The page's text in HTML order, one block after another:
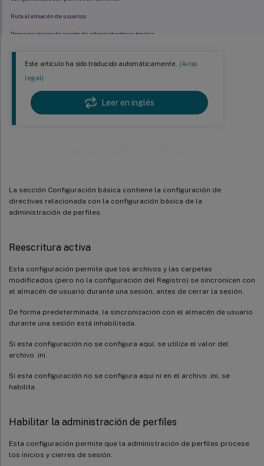
Este artículo ha sido traducido automáticamente. (Aviso
legal)
Leer en inglés
La sección Configuración básica contiene la configuración de
directivas relacionada con la configuración básica de la
administración de perfiles.
Reescritura activa
Esta configuración permite que los archivos y las carpetas
modificados (pero no la configuración del Registro) se sincronicen con
el almacén de usuario durante una sesión, antes de cerrar la sesión.
De forma predeterminada, la sincronización con el almacén de usuario
durante una sesión está inhabilitada.
Si esta configuración no se configura aquí, se utiliza el valor del
archivo .ini.
Si esta configuración no se configura aquí ni en el archivo .ini, se
habilita.
Habilitar la administración de perfiles
Esta configuración permite que la administración de perfiles procese
los inicios y cierres de sesión.
Ruta al almacén de usuarios
Procesar inicios de sesión de administradores locales
Grupos procesados